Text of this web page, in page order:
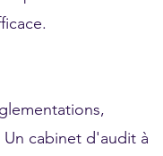
cabinet d'audit à